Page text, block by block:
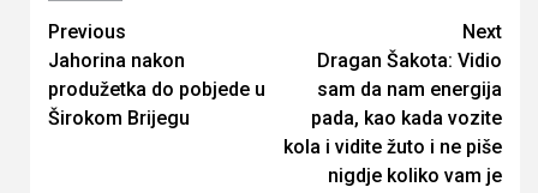
Continue
Reading
Previous
Jahorina nakon
produžetka do pobjede u
Širokom Brijegu
Next
Dragan Šakota: Vidio
sam da nam energija
pada, kao kada vozite
kola i vidite žuto i ne piše
nigdje koliko vam je